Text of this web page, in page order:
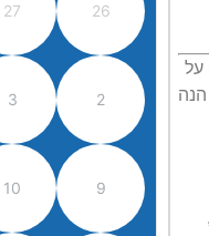
על
26
27
2
3
9
10